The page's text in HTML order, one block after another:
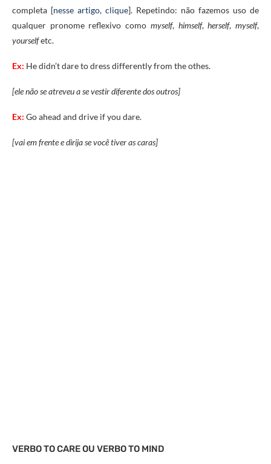
completa [nesse artigo, clique]. Repetindo: não fazemos uso de
qualquer pronome reflexivo como myself, himself,herself,myself,
yourselfetc.
Ex: He didn’t dare to dress differently from the othes.
[ele não se atreveu a se vestir diferente dos outros]
Ex: Go ahead and drive if you dare.
[vai em frente e dirija se você tiver as caras]
VERBO TO CARE OU VERBO TO MIND